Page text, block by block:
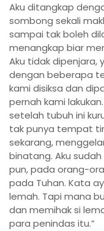
Aku ditangkap
sombong sekali
sampai tak boleh
menangkap biar
Aku tidak dipenjara,
dengan beberapa
kami disiksa dan
pernah kami
setelah tubuh ini
tak punya tempat
sekarang,
binatang. Aku
pun, pada orang-
pada Tuhan. Kata
lemah. Tapi mana
dan memihak si
para penindas itu.”